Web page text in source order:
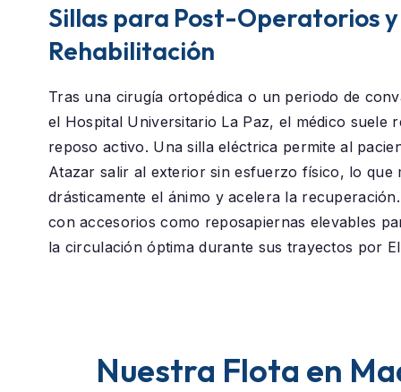
Sillas para Post-Operatorios y
Rehabilitación
Tras una cirugía ortopédica o un periodo de
el Hospital Universitario La Paz, el médico suele
reposo activo. Una silla eléctrica permite al
Atazar salir al exterior sin esfuerzo físico, lo que
drásticamente el ánimo y acelera la
con accesorios como reposapiernas elevables
la circulación óptima durante sus trayectos por
Nuestra Flota en